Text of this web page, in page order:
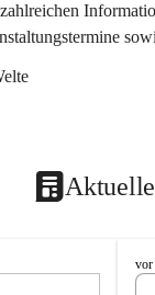
L
a
vor